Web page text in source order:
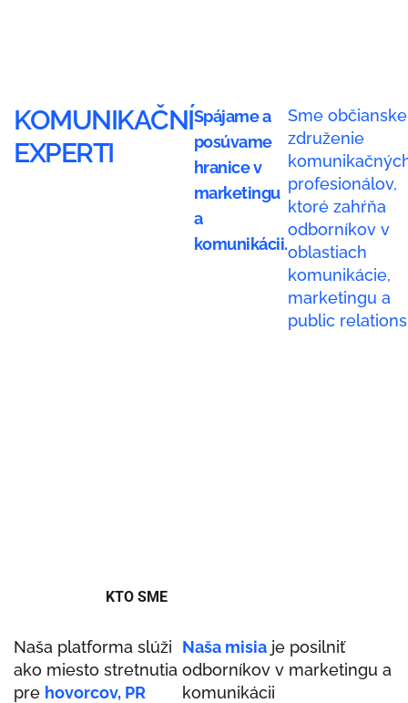
KOMUNIKAČNÍ
EXPERTI
Spájame a
posúvame
hranice v
marketingu
a
komunikácii.
Sme občianske
združenie
profesionálov,
ktoré zahŕňa
odborníkov v
oblastiach
komunikácie,
marketingu a
public
KTO SME
Naša platforma slúži
ako miesto stretnutia
pre hovorcov, PR
Naša misiaje posilniť
odborníkov v marketingu a
komunikácii